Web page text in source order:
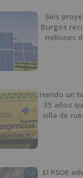
Seis
Burgos
millones
Herido un
35 años
silla de
El PSOE